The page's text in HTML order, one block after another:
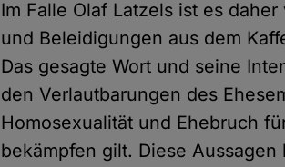
Im Falle Olaf Latzels ist es
und Beleidigungen aus dem
Das gesagte Wort und seine
den Verlautbarungen des
Homosexualität und Ehebruch
bekämpfen gilt. Diese